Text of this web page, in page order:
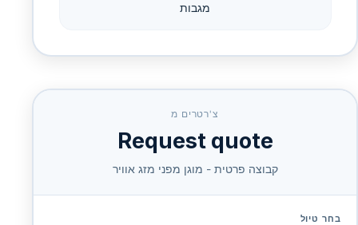
מגבות
צ'רטרים מ
Request quote
קבוצה פרטית - מוגן מפני מזג אוויר
בחר טיול